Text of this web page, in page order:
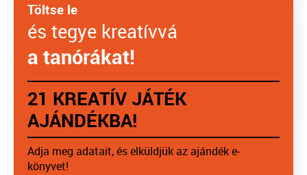
Töltse le
és tegye kreatívvá
a tanórákat!
21 KREATÍV JÁTÉK
AJÁNDÉKBA!
Adja meg adatait, és elküldjük az ajándék e-
könyvet!